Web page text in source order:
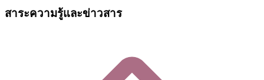
สาระความรู้และข่าวสาร